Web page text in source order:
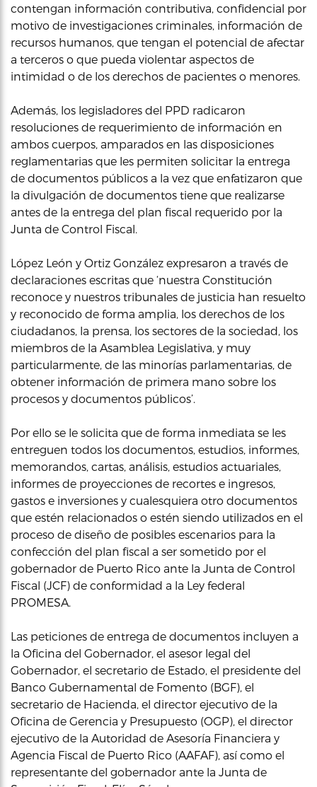
contengan información contributiva, confidencial por
motivo de investigaciones criminales, información de
recursos humanos, que tengan el potencial de afectar
a terceros o que pueda violentar aspectos de
intimidad o de los derechos de pacientes o menores.
Además, los legisladores del PPD radicaron
resoluciones de requerimiento de información en
ambos cuerpos, amparados en las disposiciones
reglamentarias que les permiten solicitar la entrega
de documentos públicos a la vez que enfatizaron que
la divulgación de documentos tiene que realizarse
antes de la entrega del plan fiscal requerido por la
Junta de Control Fiscal.
López León y Ortiz González expresaron a través de
declaraciones escritas que ‘nuestra Constitución
reconoce y nuestros tribunales de justicia han resuelto
y reconocido de forma amplia, los derechos de los
ciudadanos, la prensa, los sectores de la sociedad, los
miembros de la Asamblea Legislativa, y muy
particularmente, de las minorías parlamentarias, de
obtener información de primera mano sobre los
procesos y documentos públicos’.
Por ello se le solicita que de forma inmediata se les
entreguen todos los documentos, estudios, informes,
memorandos, cartas, análisis, estudios actuariales,
informes de proyecciones de recortes e ingresos,
gastos e inversiones y cualesquiera otro documentos
que estén relacionados o estén siendo utilizados en el
proceso de diseño de posibles escenarios para la
confección del plan fiscal a ser sometido por el
gobernador de Puerto Rico ante la Junta de Control
Fiscal (JCF) de conformidad a la Ley federal
PROMESA.
Las peticiones de entrega de documentos incluyen a
la Oficina del Gobernador, el asesor legal del
Gobernador, el secretario de Estado, el presidente del
Banco Gubernamental de Fomento (BGF), el
secretario de Hacienda, el director ejecutivo de la
Oficina de Gerencia y Presupuesto (OGP), el director
ejecutivo de la Autoridad de Asesoría Financiera y
Agencia Fiscal de Puerto Rico (AAFAF), así como el
representante del gobernador ante la Junta de